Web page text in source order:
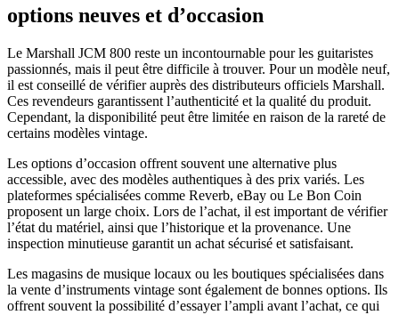
options neuves et d’occasion
Le Marshall JCM 800 reste un incontournable pour les guitaristes
passionnés, mais il peut être difficile à trouver. Pour un modèle neuf,
il est conseillé de vérifier auprès des distributeurs officiels Marshall.
Ces revendeurs garantissent l’authenticité et la qualité du produit.
Cependant, la disponibilité peut être limitée en raison de la rareté de
certains modèles vintage.
Les options d’occasion offrent souvent une alternative plus
accessible, avec des modèles authentiques à des prix variés. Les
plateformes spécialisées comme Reverb, eBay ou Le Bon Coin
proposent un large choix. Lors de l’achat, il est important de vérifier
l’état du matériel, ainsi que l’historique et la provenance. Une
inspection minutieuse garantit un achat sécurisé et satisfaisant.
Les magasins de musique locaux ou les boutiques spécialisées dans
la vente d’instruments vintage sont également de bonnes options. Ils
offrent souvent la possibilité d’essayer l’ampli avant l’achat, ce qui